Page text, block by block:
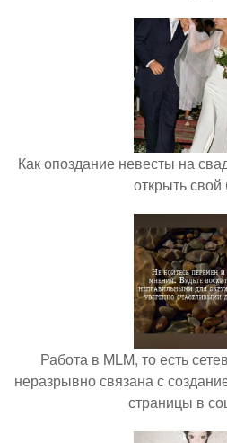
Как опоздание невесты на
открыть свой
Работа в MLM, то есть
неразрывно связана с
страницы в